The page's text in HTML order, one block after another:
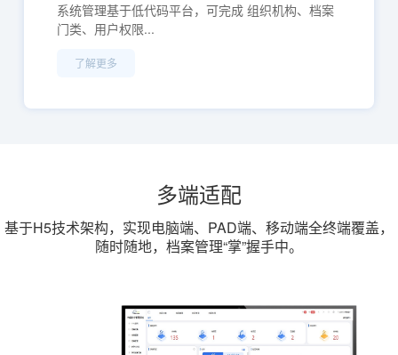
系统管理基于低代码平台，可完成 组织机构、档案
门类、用户权限...
了解更多
多端适配
基于H5技术架构，实现电脑端、PAD端、移动端全终端覆盖，
随时随地，档案管理“掌”握手中。